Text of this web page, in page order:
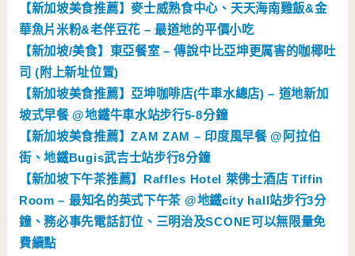
【新加坡美食推薦】麥士威熟食中心、天天海南雞飯&金
華魚片米粉&老伴豆花 – 最道地的平價小吃
【新加坡/美食】東亞餐室 – 傳說中比亞坤更厲害的咖椰吐
司 (附上新址位置)
【新加坡美食推薦】亞坤咖啡店(牛車水總店) – 道地新加
坡式早餐 @地鐵牛車水站步行5-8分鐘
【新加坡美食推薦】ZAM ZAM – 印度風早餐 @阿拉伯
街、地鐵Bugis武吉士站步行8分鐘
【新加坡下午茶推薦】Raffles Hotel 萊佛士酒店 Tiffin
Room – 最知名的英式下午茶 @地鐵city hall站步行3分
鐘、務必事先電話訂位、三明治及SCONE可以無限量免
費續點